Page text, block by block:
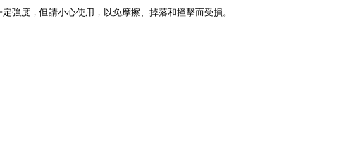
強度，但請小心使用，以免摩擦、掉落和撞擊而受損。